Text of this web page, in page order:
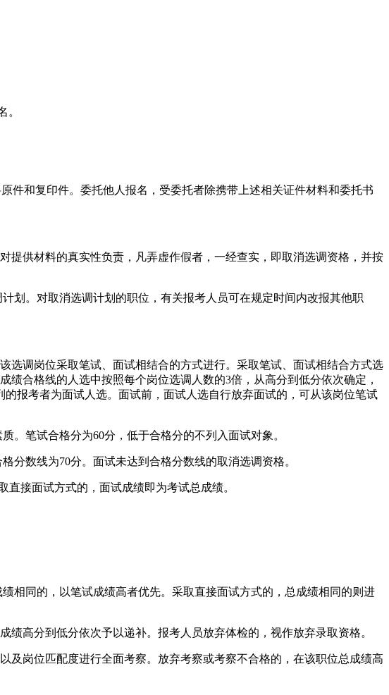
。
件和复印件。委托他人报名，受委托者除携带上述相关证件材料和委托书
提供材料的真实性负责，凡弄虚作假者，一经查实，即取消选调资格，并按
划。对取消选调计划的职位，有关报考人员可在规定时间内改报其他职
选调岗位采取笔试、面试相结合的方式进行。采取笔试、面试相结合方式选
合格线的人选中按照每个岗位选调人数的3倍，从高分到低分依次确定，
报考者为面试人选。面试前，面试人选自行放弃面试的，可从该岗位笔试
。笔试合格分为60分，低于合格分的不列入面试对象。
分数线为70分。面试未达到合格分数线的取消选调资格。
接面试方式的，面试成绩即为考试总成绩。
相同的，以笔试成绩高者优先。采取直接面试方式的，总成绩相同的则进
高分到低分依次予以递补。报考人员放弃体检的，视作放弃录取资格。
及岗位匹配度进行全面考察。放弃考察或考察不合格的，在该职位总成绩高